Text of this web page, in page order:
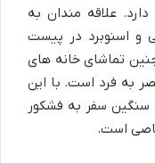
علاقه مندان به
و اسنوبرد در پیست
تماشای خانه های
به فرد است. با این
سفر به فشکور
است.